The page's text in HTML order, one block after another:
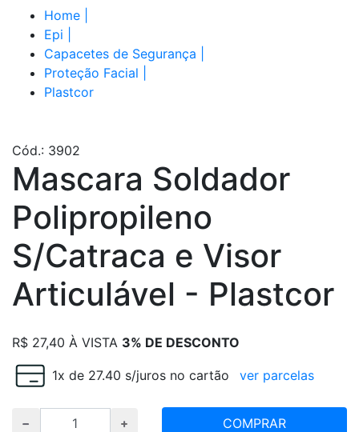
Home
Epi
Capacetes de Segurança
Proteção Facial
Plastcor
Cód.: 3902
Mascara Soldador
Polipropileno
S/Catraca e Visor
Articulável - Plastcor
R$ 27,40 À VISTA 3% DE DESCONTO
1x de 27.40 s/juros no cartão ver parcelas
COMPRAR